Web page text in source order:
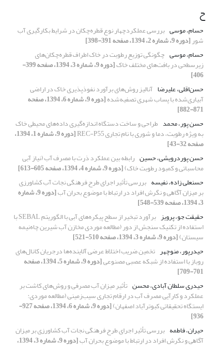
ح
حسام، موسی بررسی عملکردچهار نوع قطره‌چکان در شرایط بکارگیری آب
شور[دوره 9، شماره 2، 1394، صفحه 391-398]
حسام، موسی چگونگی توزیع رطوبت در خاک اطراف قطره‌چکان‌های
زیرسطحی در بافت‌های مختلف خاک [دوره 9، شماره 3، 1394، صفحه 399-
406]
حسن‌اقلی، علیرضا آنالیز روش‌های برآورد نفوذپذیری خاک در اراضی
آبیاری‌شده با پساب شهری تصفیه‌شده [دوره 9، شماره 6، 1394، صفحه
871-882]
حسن پور، محمد طراحی و ساخت دستگاه اندازه‌گیری داده‌های محیطی خاک
به ویژه رطوبت، دما و شوری با نام تجاری REC-P55 [دوره 9، شماره 1، 1394،
صفحه 32-43]
حسن پوردرویشی، حسین رابطه بین عملکرد ذرت با مصرف آب (نیاز آبی
محاسباتی و کمبود رطوبت خاک)[دوره 9، شماره 4، 1394، صفحه 605-613]
حسنعلی‏ زاده، نفیسه ﺑﺮرﺳﯽ تأﺛﯿﺮ اجرای طرح ﻓﺮﻫﻨﮕﯽ نجات آب کشاورزی
ﺑﺮ ﻣﯿﺰان آﮔﺎﻫﯽ و ﻧﮕﺮش افراد در ارﺗﺒﺎط ﺑﺎ ﻣﻮﺿﻮع بحران آب [دوره 9، شماره
3، 1394، صفحه 539-548]
حقیقت جو، پرویز
برآورد تبخیر از سطح پیکره‌های آبی با الگوریتم SEBAL با
استفاده از تکنیک سنجش از دور (مطالعه موردی مخازن آب شیرین چاه‌نیمه
سیستان)[دوره 9، شماره 3، 1394، صفحه 510-521]
حیدرپور، منوچهر تخمین ضریب اختلاط عرضی آلاینده‌ها درجریان کانال‌های
روباز با استفاده از شبکه عصبی مصنوعی [دوره 9، شماره 5، 1394، صفحه
701-709]
حیدری سلطان آبادی، محسن تأثیر میزان آب مصرفی و روش‌های کاشت بر
عملکرد و کارآیی مصرف آب در ارقام تجاری سیب‌زمینی (مطالعه موردی:
ایستگاه تحقیقاتی کبوترآباد اصفهان) [دوره 9، شماره 6، 1394، صفحه 927-
936]
حیران، فاطمه ﺑﺮرﺳﯽ تأﺛﯿﺮ اجرای طرح ﻓﺮﻫﻨﮕﯽ نجات آب کشاورزی ﺑﺮ ﻣﯿﺰان
آﮔﺎﻫﯽ و ﻧﮕﺮش افراد در ارﺗﺒﺎط ﺑﺎ ﻣﻮﺿﻮع بحران آب [دوره 9، شماره 3، 1394،